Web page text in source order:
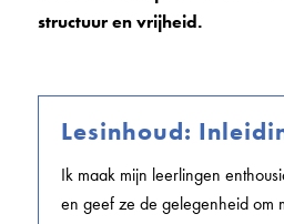
structuur en vrijheid.
Lesinhoud:
Ik maak mijn leerlingen
en geef ze de gelegenheid om